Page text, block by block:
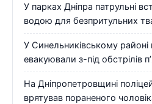
У парках Дніпра патрульні
водою для безпритульних
У Синельниківському районі
евакуювали з-під обстрілів
На Дніпропетровщині
врятував пораненого